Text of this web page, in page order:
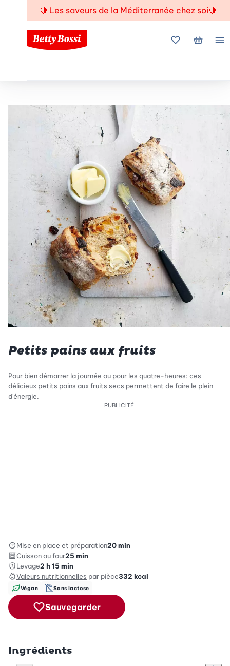
🍋 Les saveurs de la Méditerranée chez soi🍋
Mes favoris
Mon
Petits pains aux fruits
Pour bien démarrer la journée ou pour les quatre-heures: ces
délicieux petits pains aux fruits secs permettent de faire le plein
d'énergie.
PUBLICITÉ
Mise en place et préparation20 min
Cuisson au four25 min
Levage2 h 15 min
Valeurs nutritionnelles par pièce332 kcal
Végan Sans lactose
Sauvegarder
Ingrédients